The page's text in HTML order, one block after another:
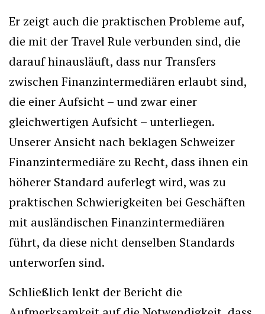
Er zeigt auch die praktischen Probleme auf,
die mit der Travel Rule verbunden sind, die
darauf hinausläuft, dass nur Transfers
zwischen Finanzintermediären erlaubt sind,
die einer Aufsicht – und zwar einer
gleichwertigen Aufsicht – unterliegen.
Unserer Ansicht nach beklagen Schweizer
Finanzintermediäre zu Recht, dass ihnen ein
höherer Standard auferlegt wird, was zu
praktischen Schwierigkeiten bei Geschäften
mit ausländischen Finanzintermediären
führt, da diese nicht denselben Standards
unterworfen sind.
Schließlich lenkt der Bericht die